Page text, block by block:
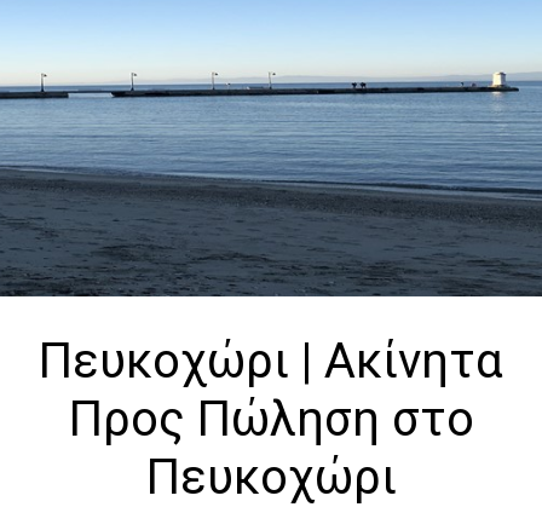
Πευκοχώρι | Ακίνητα
Προς Πώληση στο
Πευκοχώρι